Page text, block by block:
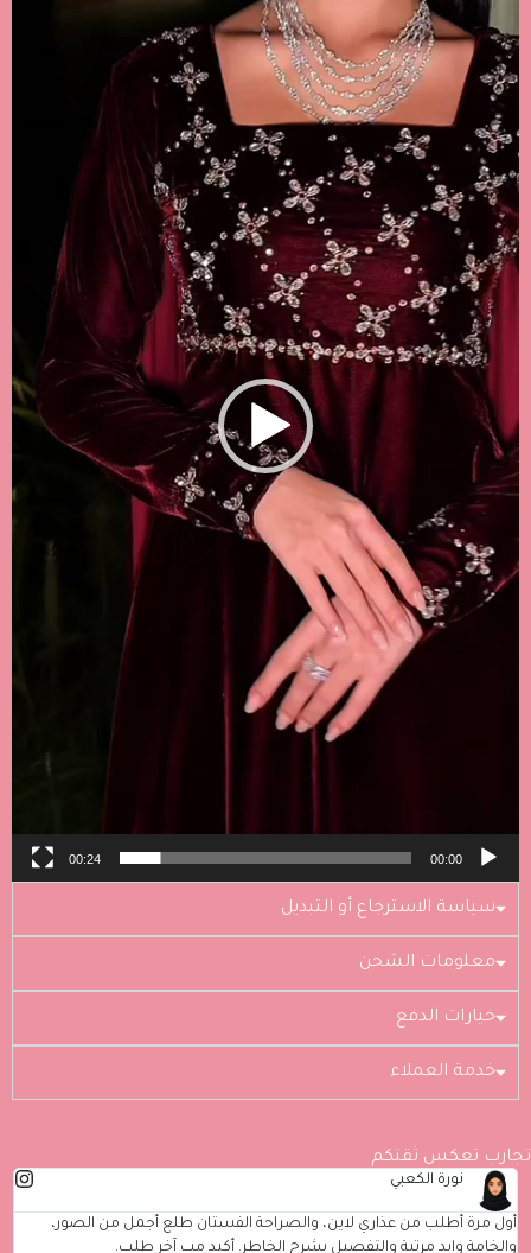
الفيديو
00:00
00:24
سياسة الاسترجاع أو التبديل
معلومات الشحن
خيارات الدفع
خدمة العملاء
تجارب تعكس ثقتكم
مريم الشامسي
طلبت من باي عذاري أكثر من منتج، وعجبني إن المكياج خفيف ويعطي لوك
مرتب وطبيعي. حتى التغليف كان وايد حلو ويبين إنهم مهتمين بالتفاصيل.